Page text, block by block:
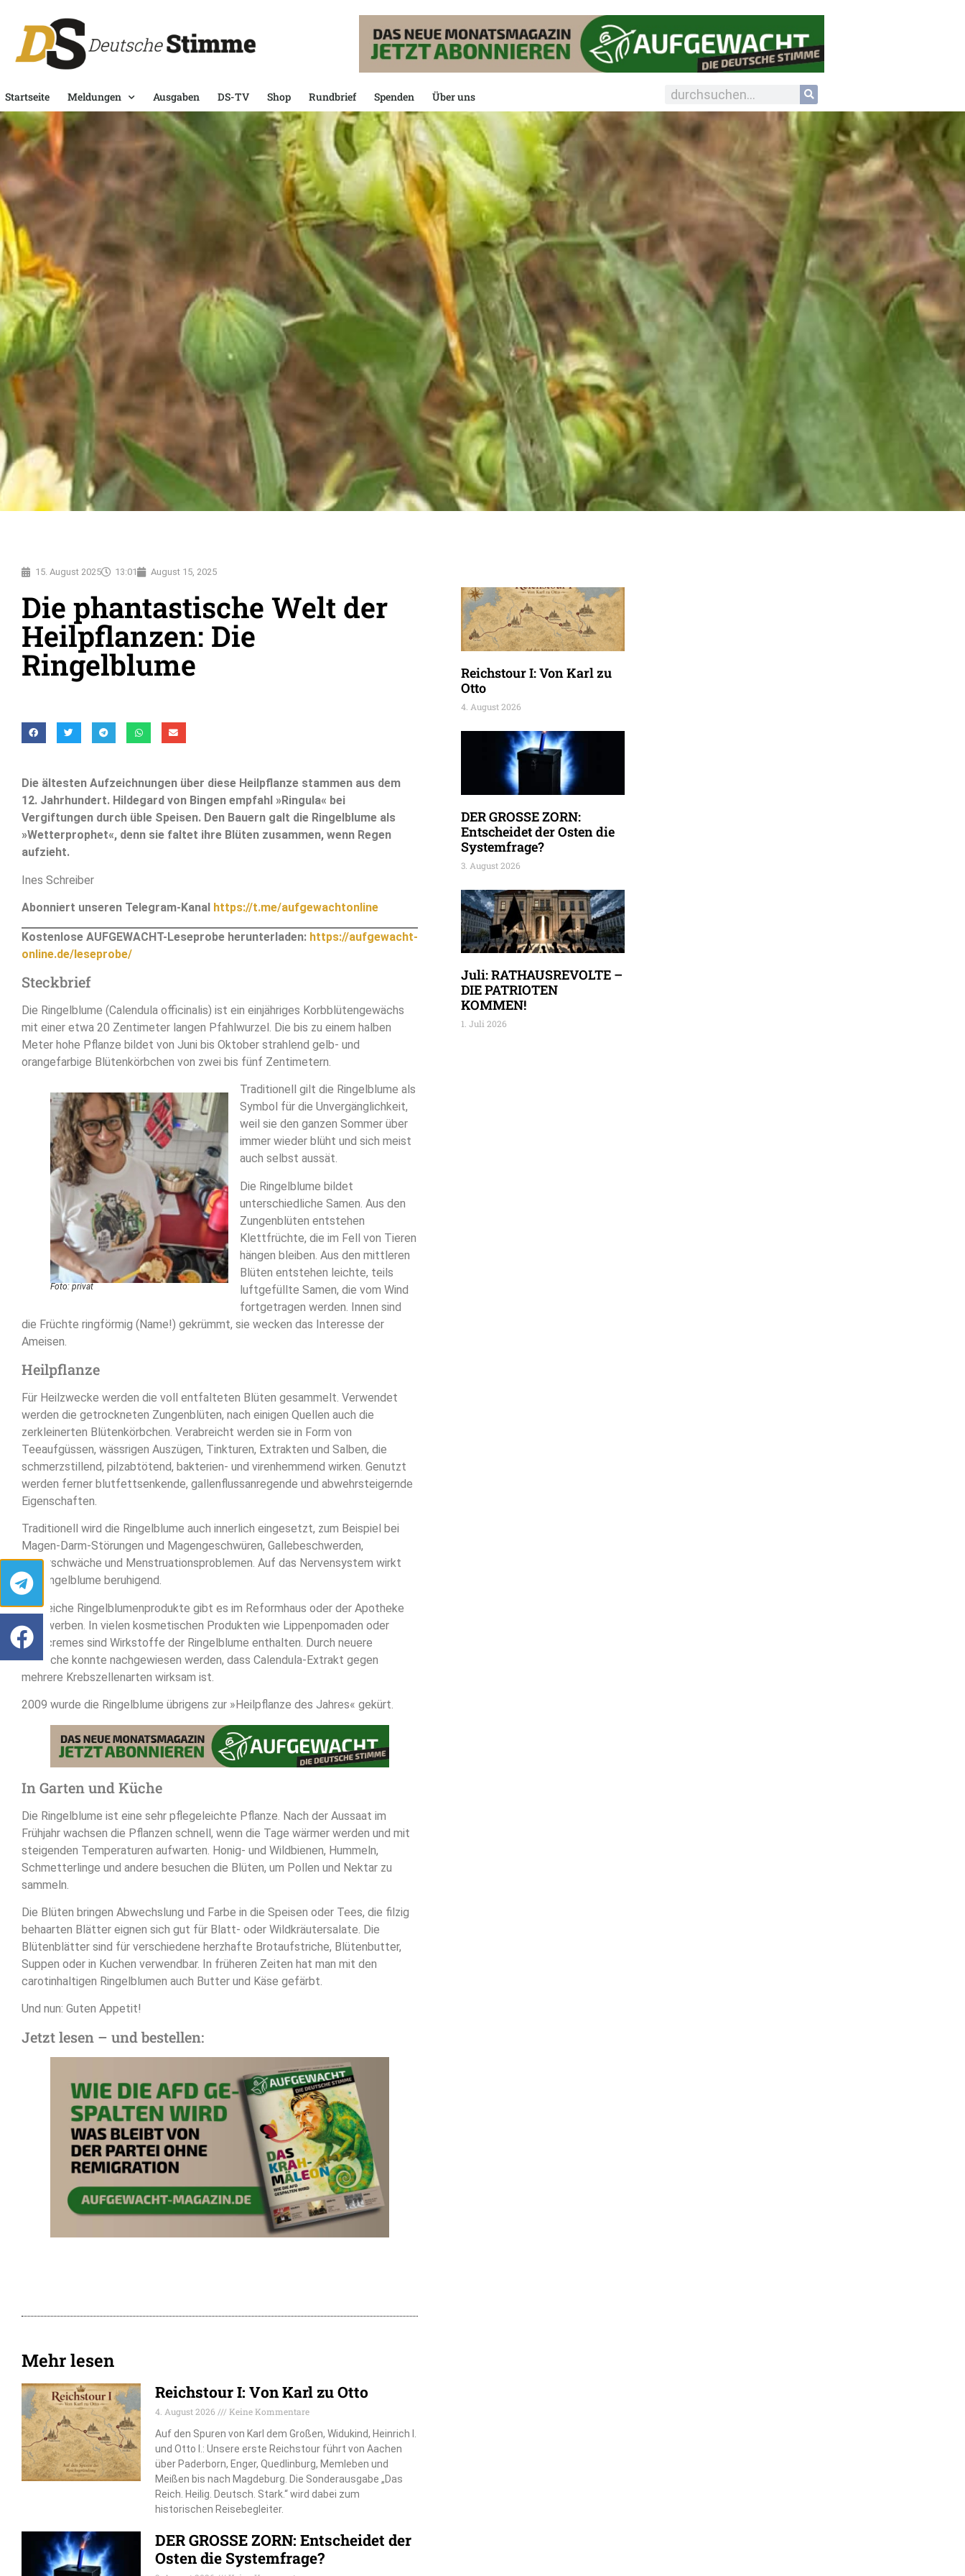
Startseite Meldungen Ausgaben DS-TV Shop Rundbrief Spenden Über uns
15. August 2025 13:01 August 15, 2025
Die phantastische Welt der
Heilpflanzen: Die
Ringelblume
Die ältesten Aufzeichnungen über diese Heilpflanze stammen aus dem
12. Jahrhundert. Hildegard von Bingen empfahl »Ringula« bei
Vergiftungen durch üble Speisen. Den Bauern galt die Ringelblume als
»Wetterprophet«, denn sie faltet ihre Blüten zusammen, wenn Regen
aufzieht.
Ines Schreiber
Abonniert unseren Telegram-Kanal https://t.me/aufgewachtonline
Kostenlose AUFGEWACHT-Leseprobe herunterladen: https://aufgewacht-
online.de/leseprobe/
Steckbrief
Die Ringelblume (Calendula officinalis) ist ein einjähriges Korbblütengewächs
mit einer etwa 20 Zentimeter langen Pfahlwurzel. Die bis zu einem halben
Meter hohe Pflanze bildet von Juni bis Oktober strahlend gelb- und
orangefarbige Blütenkörbchen von zwei bis fünf Zentimetern.
Foto: privat
Traditionell gilt die Ringelblume als
Symbol für die Unvergänglichkeit,
weil sie den ganzen Sommer über
immer wieder blüht und sich meist
auch selbst aussät.
Die Ringelblume bildet
unterschiedliche Samen. Aus den
Zungenblüten entstehen
Klettfrüchte, die im Fell von Tieren
hängen bleiben. Aus den mittleren
Blüten entstehen leichte, teils
luftgefüllte Samen, die vom Wind
fortgetragen werden. Innen sind
die Früchte ringförmig (Name!) gekrümmt, sie wecken das Interesse der
Ameisen.
Heilpflanze
Für Heilzwecke werden die voll entfalteten Blüten gesammelt. Verwendet
werden die getrockneten Zungenblüten, nach einigen Quellen auch die
zerkleinerten Blütenkörbchen. Verabreicht werden sie in Form von
Teeaufgüssen, wässrigen Auszügen, Tinkturen, Extrakten und Salben, die
schmerzstillend, pilzabtötend, bakterien- und virenhemmend wirken. Genutzt
werden ferner blutfettsenkende, gallenflussanregende und abwehrsteigernde
Eigenschaften.
Traditionell wird die Ringelblume auch innerlich eingesetzt, zum Beispiel bei
Magen-Darm-Störungen und Magengeschwüren, Gallebeschwerden,
Leberschwäche und Menstruationsproblemen. Auf das Nervensystem wirkt
die Ringelblume beruhigend.
Zahlreiche Ringelblumenprodukte gibt es im Reformhaus oder der Apotheke
zu erwerben. In vielen kosmetischen Produkten wie Lippenpomaden oder
Zahncremes sind Wirkstoffe der Ringelblume enthalten. Durch neuere
Versuche konnte nachgewiesen werden, dass Calendula-Extrakt gegen
mehrere Krebszellenarten wirksam ist.
2009 wurde die Ringelblume übrigens zur »Heilpflanze des Jahres« gekürt.
In Garten und Küche
Die Ringelblume ist eine sehr pflegeleichte Pflanze. Nach der Aussaat im
Frühjahr wachsen die Pflanzen schnell, wenn die Tage wärmer werden und mit
steigenden Temperaturen aufwarten. Honig- und Wildbienen, Hummeln,
Schmetterlinge und andere besuchen die Blüten, um Pollen und Nektar zu
sammeln.
Die Blüten bringen Abwechslung und Farbe in die Speisen oder Tees, die filzig
behaarten Blätter eignen sich gut für Blatt- oder Wildkräutersalate. Die
Blütenblätter sind für verschiedene herzhafte Brotaufstriche, Blütenbutter,
Suppen oder in Kuchen verwendbar. In früheren Zeiten hat man mit den
carotinhaltigen Ringelblumen auch Butter und Käse gefärbt.
Und nun: Guten Appetit!
Jetzt lesen – und bestellen:
Mehr lesen
Reichstour I: Von Karl zu Otto
4. August 2026
Keine Kommentare
Auf den Spuren von Karl dem Großen, Widukind, Heinrich I.
und Otto I.: Unsere erste Reichstour führt von Aachen
über Paderborn, Enger, Quedlinburg, Memleben und
Meißen bis nach Magdeburg. Die Sonderausgabe „Das
Reich. Heilig. Deutsch. Stark.“ wird dabei zum
historischen Reisebegleiter.
DER GROSSE ZORN: Entscheidet der
Osten die Systemfrage?
Reichstour I: Von Karl zu
Otto
4. August 2026
DER GROSSE ZORN:
Entscheidet der Osten die
Systemfrage?
3. August 2026
Juli: RATHAUSREVOLTE –
DIE PATRIOTEN
KOMMEN!
1. Juli 2026